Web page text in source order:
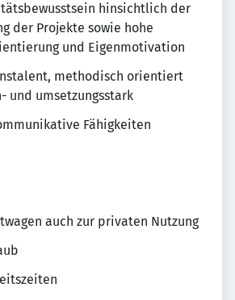
hinsichtlich der
der Projekte sowie hohe
und Eigenmotivation
methodisch orientiert
und umsetzungsstark
Fähigkeiten
auch zur privaten Nutzung